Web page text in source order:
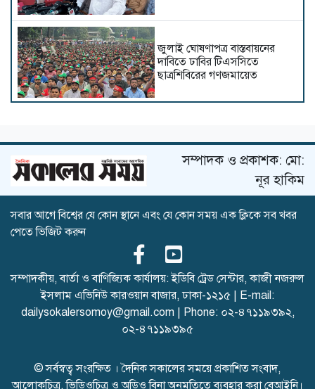
জুলাই ঘোষণাপত্র বাস্তবায়নের
দাবিতে ঢাবির টিএসসিতে
ছাত্রশিবিরের গণজমায়েত
করেছে জামায়াত: নুরুল হক নুর
দেশের কঠিন অতীত নতুন প্রজন্মের
দেশে ধর্মের নামে বিভাজনের
কোনো সুযোগ নেই : মির্জা ফখরুল
সম্পাদক ও প্রকাশক: মো:
নূর হাকিম
সবার আগে বিশ্বের যে কোন স্থানে এবং যে কোন সময় এক ক্লিকে সব খবর
পেতে ভিজিট করুন
সম্পাদকীয়, বার্তা ও বাণিজ্যিক কার্যালয়: ইডিবি ট্রেড সেন্টার, কাজী নজরুল
ইসলাম এভিনিউ কারওয়ান বাজার, ঢাকা-১২১৫ | E-mail:
dailysokalersomoy@gmail.com | Phone: ০২-৪৭১১৯৩৯২,
০২-৪৭১১৯৩৯৫
© সর্বস্বত্ব সংরক্ষিত । দৈনিক সকালের সময়ে প্রকাশিত সংবাদ,
আলোকচিত্র, ভিডিওচিত্র ও অডিও বিনা অনুমতিতে ব্যবহার করা বেআইনি।